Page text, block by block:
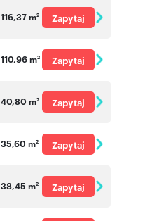
116,37 m2
Zapytaj
110,96 m2
Zapytaj
40,80 m2
Zapytaj
35,60 m2
Zapytaj
38,45 m2
Zapytaj